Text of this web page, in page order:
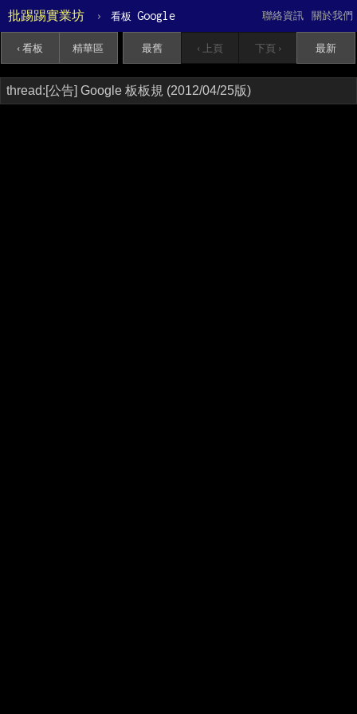
批踢踢實業坊 › 看板 Google 關於我們
聯絡資訊
‹ 看板 精華區 最舊 ‹ 上頁 下頁 › 最新